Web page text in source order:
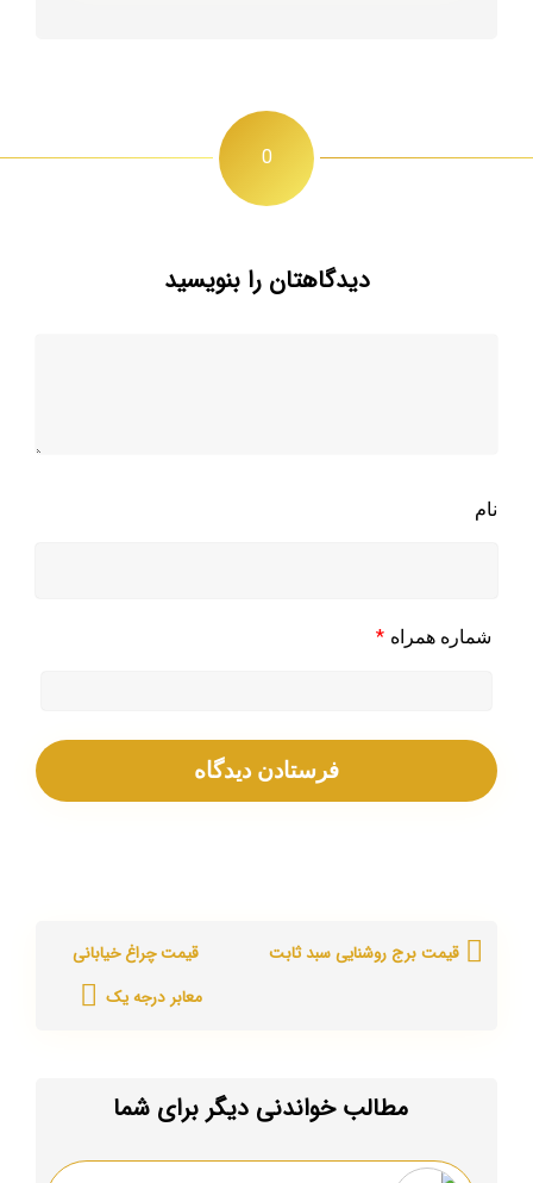
0
دیدگاهتان را بنویسید
نام
شماره همراه *
قیمت برج روشنایی سبد ثابت
قیمت چراغ خیابانی
معابر درجه یک
مطالب خواندنی دیگر برای شما